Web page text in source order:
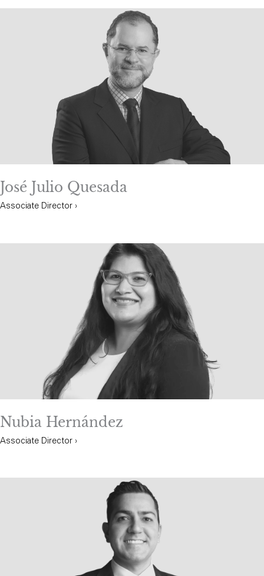
José Julio Quesada
Associate Director ›
Nubia Hernández
Associate Director ›